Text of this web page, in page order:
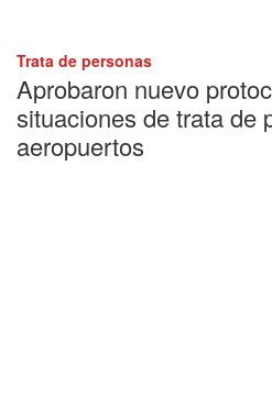
Trata de personas
Aprobaron nuevo
situaciones de trata de
aeropuertos